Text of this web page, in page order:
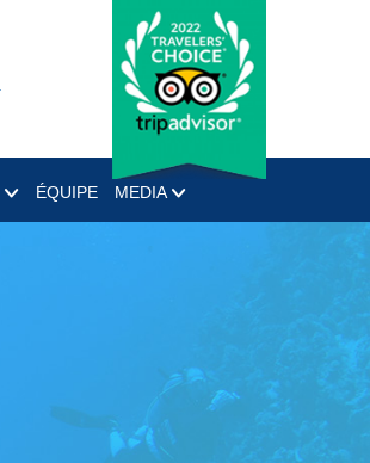
ÉQUIPE MEDIA